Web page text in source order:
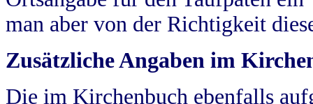
man aber von der Richtigkeit
Zusätzliche Angaben im
Die im Kirchenbuch ebenfalls